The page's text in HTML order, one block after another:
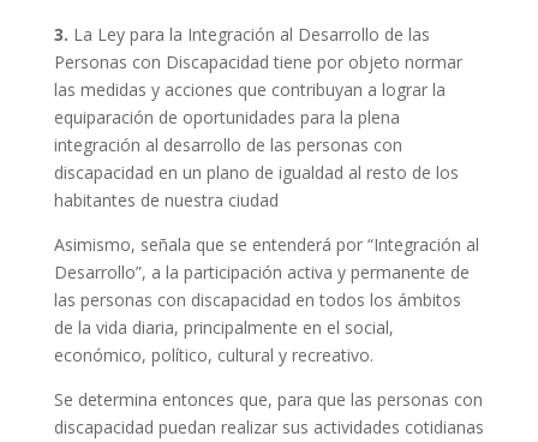
3. La Ley para la Integración al Desarrollo de las
Personas con Discapacidad tiene por objeto normar
las medidas y acciones que contribuyan a lograr la
equiparación de oportunidades para la plena
integración al desarrollo de las personas con
discapacidad en un plano de igualdad al resto de los
habitantes de nuestra ciudad
Asimismo, señala que se entenderá por “Integración al
Desarrollo”, a la participación activa y permanente de
las personas con discapacidad en todos los ámbitos
de la vida diaria, principalmente en el social,
económico, político, cultural y recreativo.
Se determina entonces que, para que las personas con
discapacidad puedan realizar sus actividades cotidianas